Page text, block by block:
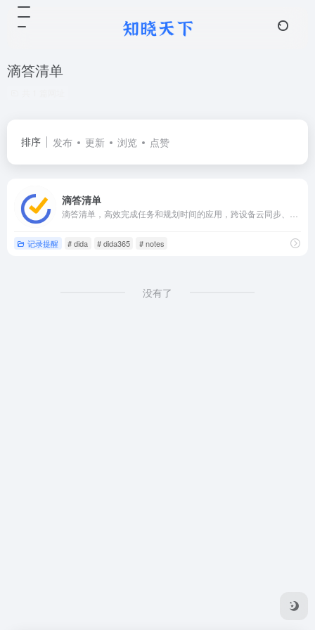
滴答清单
排序 发布 更新 浏览 点赞
滴答清单
记录提醒 # dida # dida365 # notes
没有了